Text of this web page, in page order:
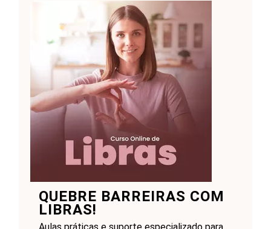
QUEBRE BARREIRAS COM
LIBRAS!